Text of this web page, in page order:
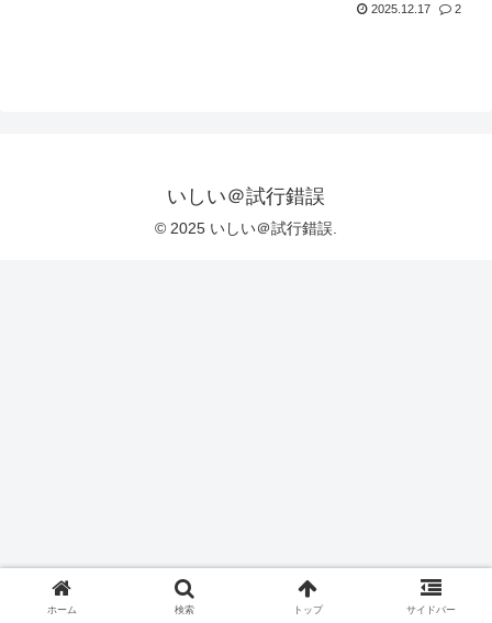
2025.12.17 2
いしい＠試行錯誤
© 2025 いしい＠試行錯誤.
ホーム 検索 トップ サイドバー